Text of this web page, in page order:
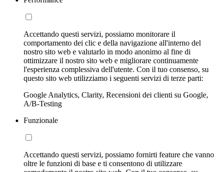
Accettando questi servizi, possiamo monitorare il
comportamento dei clic e della navigazione all'interno del
nostro sito web e valutarlo in modo anonimo al fine di
ottimizzare il nostro sito web e migliorare continuamente
l'esperienza complessiva dell'utente. Con il tuo consenso, su
questo sito web utilizziamo i seguenti servizi di terze parti:
Google Analytics, Clarity, Recensioni dei clienti su Google,
A/B-Testing
Funzionale
Accettando questi servizi, possiamo fornirti feature che vanno
oltre le funzioni di base e ti consentono di utilizzare